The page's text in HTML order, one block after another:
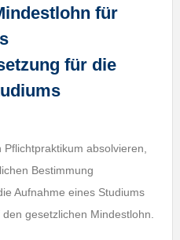
für
für die
absolvieren,
Bestimmung
Aufnahme eines Studiums
gesetzlichen Mindestlohn.